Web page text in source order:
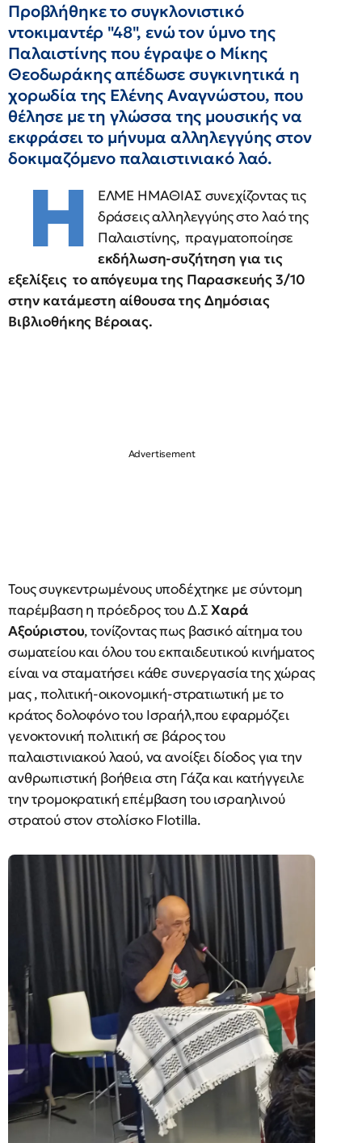
Προβλήθηκε το συγκλονιστικό
ντοκιμαντέρ "48", ενώ τον ύμνο της
Παλαιστίνης που έγραψε ο Μίκης
Θεοδωράκης απέδωσε συγκινητικά η
χορωδία της Ελένης Αναγνώστου, που
θέλησε με τη γλώσσα της μουσικής να
εκφράσει το μήνυμα αλληλεγγύης στον
δοκιμαζόμενο παλαιστινιακό λαό.
Η
ΕΛΜΕ ΗΜΑΘΙΑΣ συνεχίζοντας τις
δράσεις αλληλεγγύης στο λαό της
Παλαιστίνης, πραγματοποίησε
εκδήλωση-συζήτηση για τις
εξελίξεις το απόγευμα της Παρασκευής 3/10
στην κατάμεστη αίθουσα της Δημόσιας
Βιβλιοθήκης Βέροιας.
Τους συγκεντρωμένους υποδέχτηκε με σύντομη
παρέμβαση η πρόεδρος του Δ.ΣΧαρά
Αξούριστου, τονίζοντας πως βασικό αίτημα του
σωματείου και όλου του εκπαιδευτικού κινήματος
είναι να σταματήσει κάθε συνεργασία της χώρας
μας , πολιτική-οικονομική-στρατιωτική με το
κράτος δολοφόνο του Ισραήλ,που εφαρμόζει
γενοκτονική πολιτική σε βάρος του
παλαιστινιακού λαού, να ανοίξει δίοδος για την
ανθρωπιστική βοήθεια στη Γάζα και κατήγγειλε
την τρομοκρατική επέμβαση του ισραηλινού
στρατού στον στολίσκο Flotilla.